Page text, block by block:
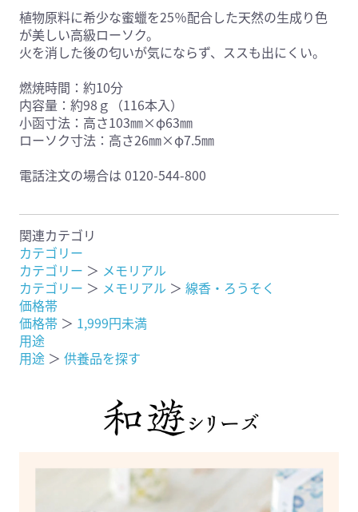
植物原料に希少な蜜蠟を25％配合した天然の生成り色
が美しい高級ローソク。
火を消した後の匂いが気にならず、ススも出にくい。
燃焼時間：約10分
内容量：約98ｇ（116本入）
小函寸法：高さ103㎜×φ63㎜
ローソク寸法：高さ26㎜×φ7.5㎜
電話注文の場合は 0120-544-800
関連カテゴリ
カテゴリー
カテゴリー ＞ メモリアル
カテゴリー ＞ メモリアル ＞ 線香・ろうそく
価格帯
価格帯 ＞ 1,999円未満
用途
用途 ＞ 供養品を探す